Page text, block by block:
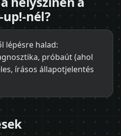
nél?
lépésre halad:
próbaút (ahol
írásos állapotjelentés